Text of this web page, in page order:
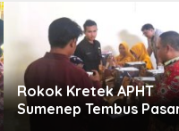
Rokok Kretek APHT
Sumenep Tembus
Indonesia Timur